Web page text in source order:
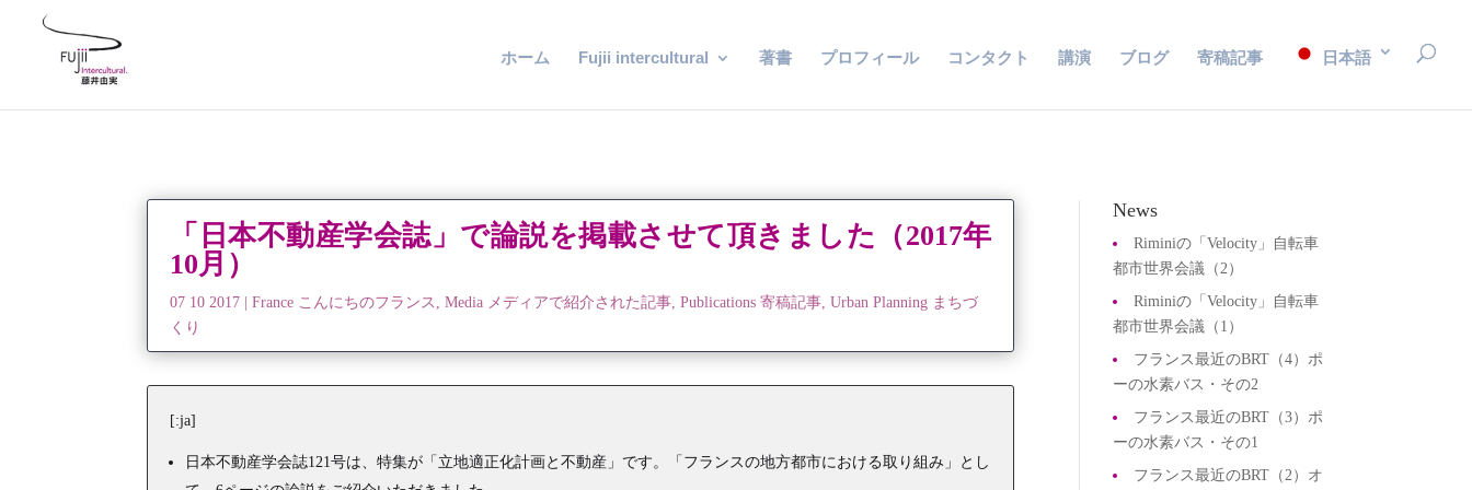
ホーム Fujii intercultural 著書 プロフィール コンタクト 講演 ブログ 寄稿記事 日本語
「日本不動産学会誌」で論説を掲載させて頂きました（2017年
10月）
07 10 2017 |France こんにちのフランス ,Media メディアで紹介された記事,Publications 寄稿記事,Urban Planning まちづ
くり
[:ja]
日本不動産学会誌121号は、特集が「立地適正化計画と不動産」です。「フランスの地方都市における取り組み」とし
News
Riminiの「Velocity」自転車
都市世界会議（2）
Riminiの「Velocity」自転車
都市世界会議（1）
フランス最近のBRT（4）ポ
ーの水素バス・その2
フランス最近のBRT（3）ポ
ーの水素バス・その1
フランス最近のBRT（2）オ